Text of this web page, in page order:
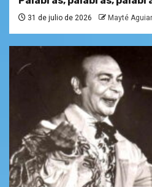
31 de julio de 2026 Mayté Aguiar